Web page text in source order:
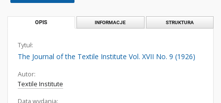
OPIS INFORMACJE STRUKTURA
Tytuł:
The Journal of the Textile Institute Vol. XVII No. 9 (1926)
Autor:
Textile Institute
Data wydania: